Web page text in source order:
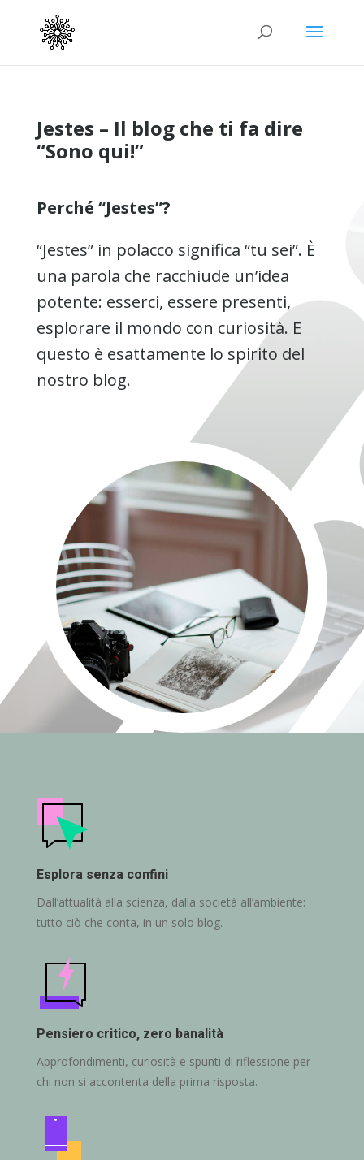
Jestes – Il blog che ti fa dire
“Sono qui!”
Perché “Jestes”?
“Jestes” in polacco significa “tu sei”. È
una parola che racchiude un’idea
potente: esserci, essere presenti,
esplorare il mondo con curiosità. E
questo è esattamente lo spirito del
nostro blog.
Esplora senza confini
Dall’attualità alla scienza, dalla società all’ambiente:
tutto ciò che conta, in un solo blog.
Pensiero critico, zero banalità
Approfondimenti, curiosità e spunti di riflessione per
chi non si accontenta della prima risposta.